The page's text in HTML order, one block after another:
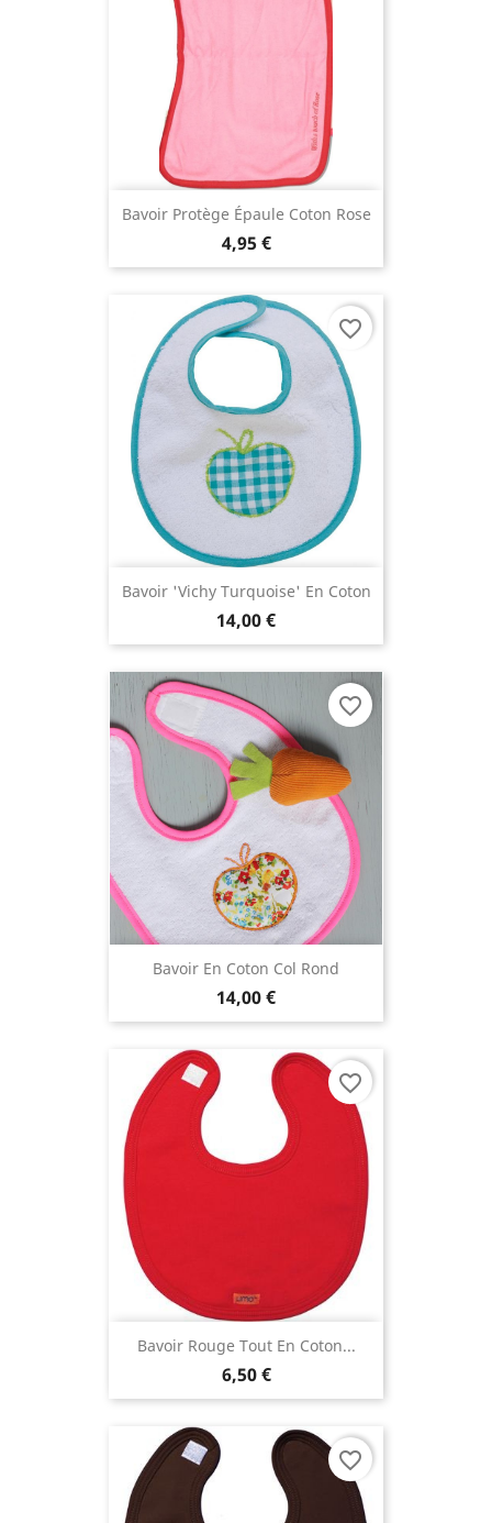
Bavoir Protège Épaule Coton Rose
4,95 €
Bavoir 'Vichy Turquoise' En Coton
14,00 €
favorite_border
Bavoir En Coton Col Rond
14,00 €
favorite_border
Bavoir Rouge Tout En Coton...
6,50 €
favorite_border
favorite_border